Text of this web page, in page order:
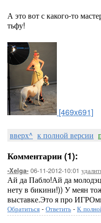
А это вот с какого-то
тьфу!
[469x691]
вверх^ к полной версии
Комментарии (1):
-Xelga- 06-11-2012-10:01
Ай да Пабло!Ай да
нету в бикини!)) У меян
выставке.Это я про
Обратиться - Ответить - К